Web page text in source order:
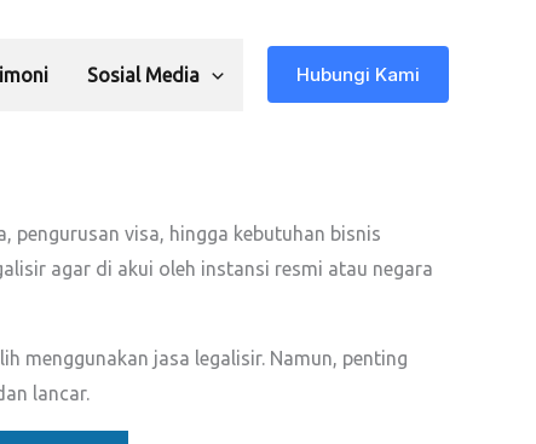
Sosial Media Hubungi Kami
pengurusan visa, hingga kebutuhan bisnis
agar di akui oleh instansi resmi atau negara
menggunakan jasa legalisir. Namun, penting
lancar.